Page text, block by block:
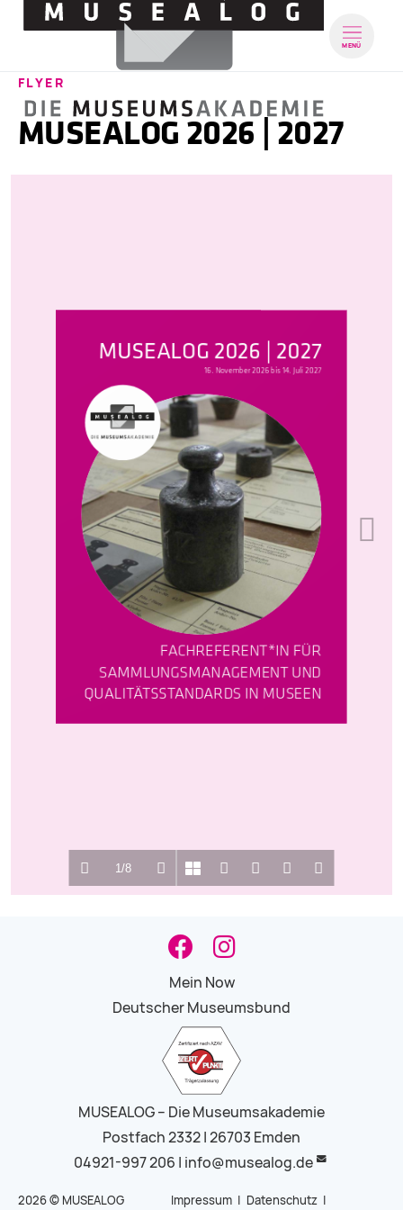
MENÜ
FLYER
MUSEALOG 2026 | 2027
1/8
MUSEALOG – Die Museumsakademie
Postfach 2332 | 26703 Emden
04921-997 206 | info@musealog.de
Mein Now
Deutscher Museumsbund
2026 © MUSEALOG Impressum | Datenschutz |